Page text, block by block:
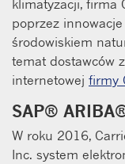
klimatyzacji, firma
poprzez
środowiskiem
temat dostawców
internetowej firmy
SAP®
W roku 2016,
Inc. system